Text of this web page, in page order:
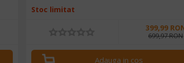
Stoc limitat
399,99
699,97 RON
Adauga in cos